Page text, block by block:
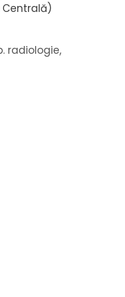
radiologie,